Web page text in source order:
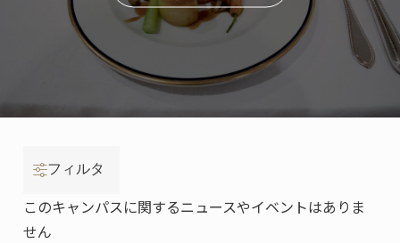
フィルタ
このキャンパスに関するニュースやイベントはありま
せん